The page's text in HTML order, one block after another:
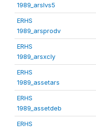
1989_arslvs5
ERHS
1989_arsprodv
ERHS
1989_arsxcly
ERHS
1989_assetars
ERHS
1989_assetdeb
ERHS